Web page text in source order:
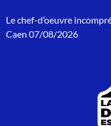
:
Le chef-d’oeuvre
Caen 07/08/2026